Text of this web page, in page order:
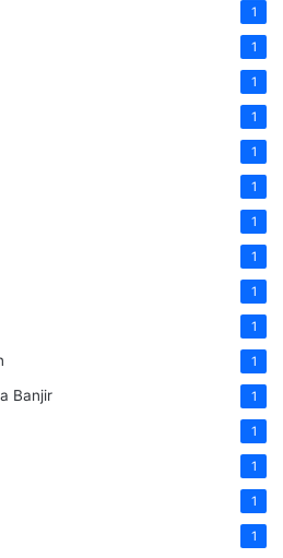
1
1
1
1
1
1
1
1
1
1
1
Banjir 1
1
1
1
1